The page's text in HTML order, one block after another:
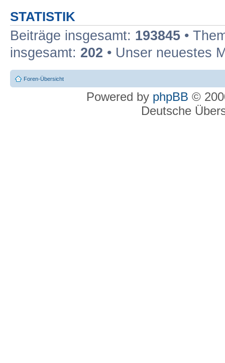
STATISTIK
Beiträge insgesamt: 193845 •
insgesamt: 202 • Unser neuestes
Foren-Übersicht
Powered by phpBB ©
Deutsche